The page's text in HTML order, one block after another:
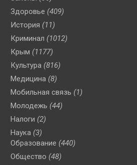
Здоровье (409)
История (11)
Криминал (1012)
Крым (1177)
Культура (816)
Медицина (8)
Мобильная связь (1)
Молодежь (44)
Налоги (2)
Наука (3)
Образование (440)
Общество (48)